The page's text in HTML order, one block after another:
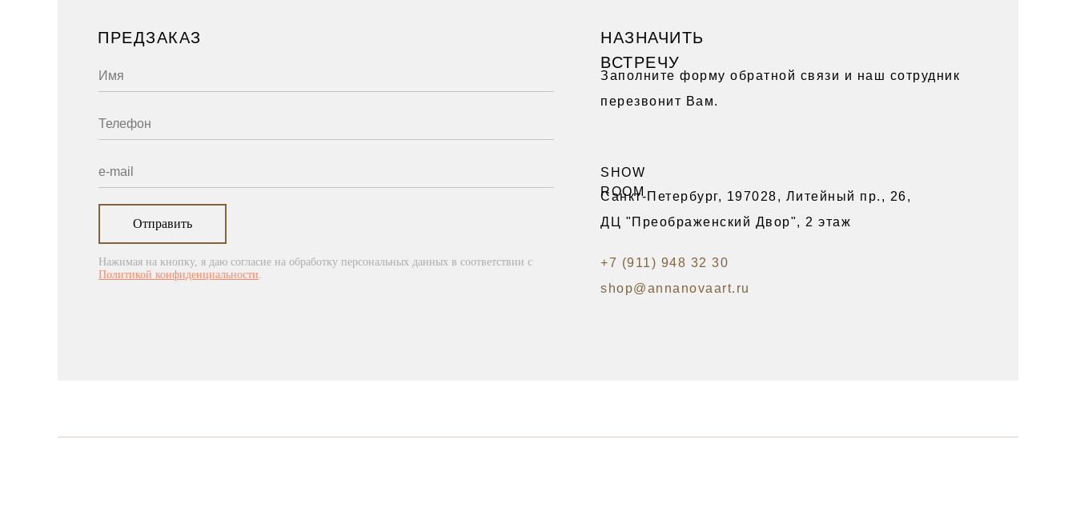
Отправить
Нажимая на кнопку, я даю согласие на обработку персональных данных в соответствии с
Политикой конфиденциальности.
ПРЕДЗАКАЗ
НАЗНАЧИТЬ
ВСТРЕЧУ
Заполните форму обратной связи и наш сотрудник
перезвонит Вам.
Санкт-Петербург, 197028, Литейный пр., 26,
ДЦ "Преображенский Двор", 2 этаж
+7 (911) 948 32 30
shop@annanovaart.ru
SHOW
ROOM